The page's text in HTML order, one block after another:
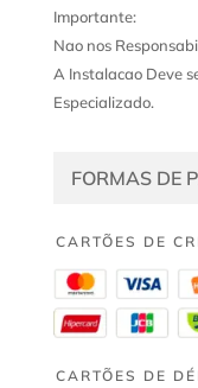
Importante:
Nao nos
A Instalacao Deve
Especializado.
FORMAS DE
CARTÕES DE
CARTÕES DE